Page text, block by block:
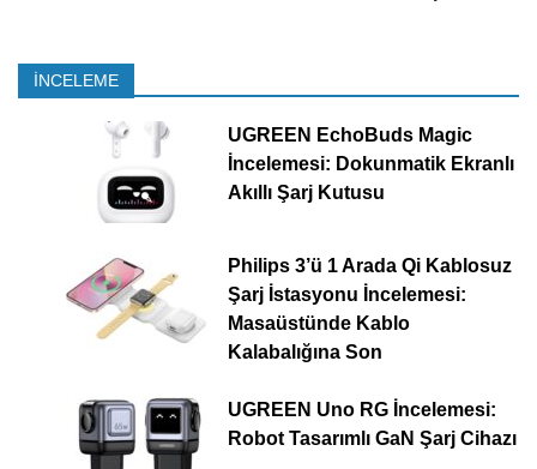
İNCELEME
UGREEN EchoBuds Magic
İncelemesi: Dokunmatik Ekranlı
Akıllı Şarj Kutusu
Philips 3’ü 1 Arada Qi Kablosuz
Şarj İstasyonu İncelemesi:
Masaüstünde Kablo
Kalabalığına Son
UGREEN Uno RG İncelemesi:
Robot Tasarımlı GaN Şarj Cihazı